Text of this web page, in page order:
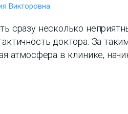
Викторовна
сразу несколько
доктора. За
атмосфера в клинике,